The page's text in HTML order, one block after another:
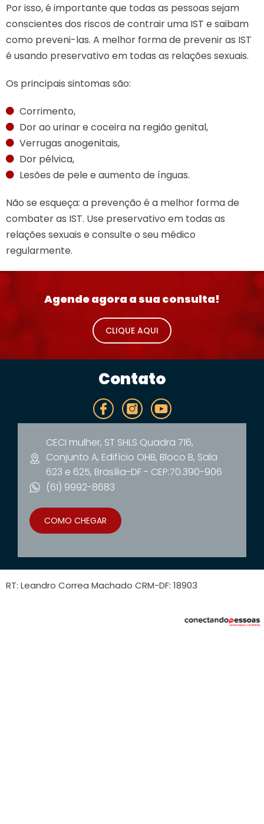
Por isso, é importante que todas as pessoas sejam
conscientes dos riscos de contrair uma IST e saibam
como preveni-las. A melhor forma de prevenir as IST
é usando preservativo em todas as relações sexuais.
Os principais sintomas são:
Corrimento,
Dor ao urinar e coceira na região genital,
Verrugas anogenitais,
Dor pélvica,
Lesões de pele e aumento de ínguas.
Não se esqueça: a prevenção é a melhor forma de
combater as IST. Use preservativo em todas as
relações sexuais e consulte o seu médico
regularmente.
Agende agora a sua consulta!
CLIQUE AQUI
Contato
CECI mulher, ST SHLS Quadra 716,
Conjunto A, Edifício OHB, Bloco B, Sala
623 e 625, Brasília-DF - CEP:70.390-906
(61) 9992-8683
COMO CHEGAR
RT: Leandro Correa Machado CRM-DF: 18903